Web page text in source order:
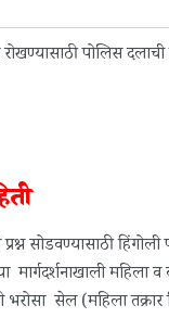
सोडवण्यासाठी
महिला
सेल (महिला